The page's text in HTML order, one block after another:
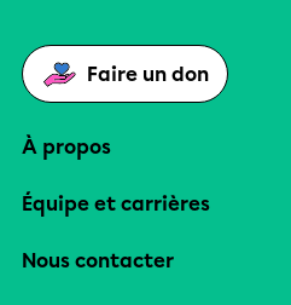
Faire un don
À propos
Équipe et carrières
Nous contacter